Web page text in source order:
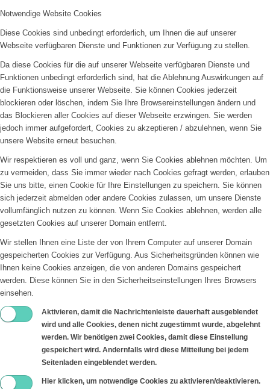
Notwendige Website Cookies
Diese Cookies sind unbedingt erforderlich, um Ihnen die auf unserer
Webseite verfügbaren Dienste und Funktionen zur Verfügung zu stellen.
Da diese Cookies für die auf unserer Webseite verfügbaren Dienste und
Funktionen unbedingt erforderlich sind, hat die Ablehnung Auswirkungen auf
die Funktionsweise unserer Webseite. Sie können Cookies jederzeit
blockieren oder löschen, indem Sie Ihre Browsereinstellungen ändern und
das Blockieren aller Cookies auf dieser Webseite erzwingen. Sie werden
jedoch immer aufgefordert, Cookies zu akzeptieren / abzulehnen, wenn Sie
unsere Website erneut besuchen.
Wir respektieren es voll und ganz, wenn Sie Cookies ablehnen möchten. Um
zu vermeiden, dass Sie immer wieder nach Cookies gefragt werden, erlauben
Sie uns bitte, einen Cookie für Ihre Einstellungen zu speichern. Sie können
sich jederzeit abmelden oder andere Cookies zulassen, um unsere Dienste
vollumfänglich nutzen zu können. Wenn Sie Cookies ablehnen, werden alle
gesetzten Cookies auf unserer Domain entfernt.
Wir stellen Ihnen eine Liste der von Ihrem Computer auf unserer Domain
gespeicherten Cookies zur Verfügung. Aus Sicherheitsgründen können wie
Ihnen keine Cookies anzeigen, die von anderen Domains gespeichert
werden. Diese können Sie in den Sicherheitseinstellungen Ihres Browsers
einsehen.
Aktivieren, damit die Nachrichtenleiste dauerhaft ausgeblendet
wird und alle Cookies, denen nicht zugestimmt wurde, abgelehnt
werden. Wir benötigen zwei Cookies, damit diese Einstellung
gespeichert wird. Andernfalls wird diese Mitteilung bei jedem
Seitenladen eingeblendet werden.
Hier klicken, um notwendige Cookies zu aktivieren/deaktivieren.